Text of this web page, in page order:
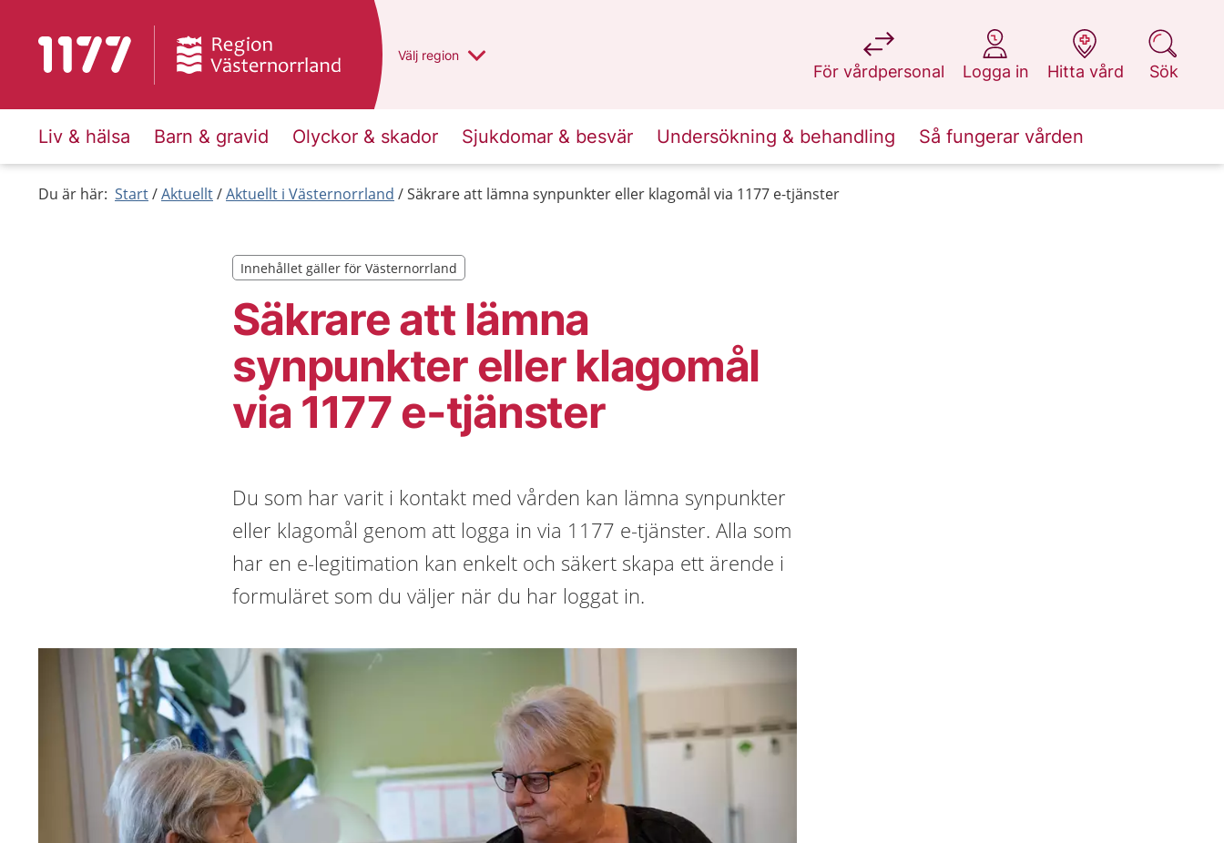
Till startsidan för 1177 Du har valt region
Välj en annan
region
För vårdpersonal
på 1177.se
Logga in
på 1177.se
Hitta vård
på 1177.se
Sök
på 1177.se
Liv & hälsa Barn & gravid Olyckor & skador Sjukdomar & besvär Undersökning & behandling Så fungerar vården
Du är här: Start Aktuellt Aktuellt i Västernorrland Säkrare att lämna synpunkter eller klagomål via 1177 e-tjänster
Säkrare att lämna
synpunkter eller klagomål
via 1177 e-tjänster
Innehållet gäller för Västernorrland
Innehållet gäller för Västernorrland
Du som har varit i kontakt med vården kan lämna synpunkter
eller klagomål genom att logga in via 1177 e-tjänster. Alla som
har en e-legitimation kan enkelt och säkert skapa ett ärende i
formuläret som du väljer när du har loggat in.